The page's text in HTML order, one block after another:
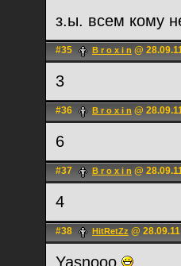
з.ы. всем кому
#35 B r o x i n @
3
#36 B r o x i n @
6
#37 B r o x i n @
4
#38 HitRetZz @
Yasnooo